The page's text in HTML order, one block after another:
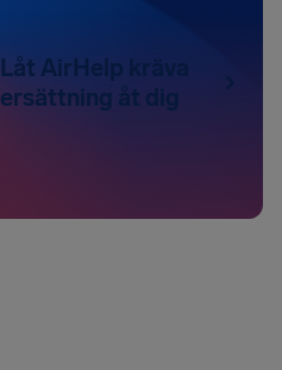
Låt AirHelp kräva
ersättning åt dig